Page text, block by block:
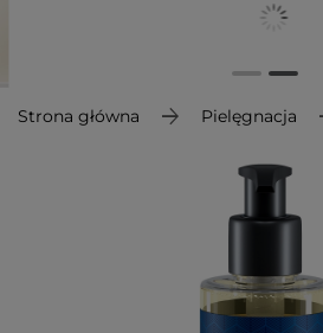
Poleć nas i zyskaj jeszcze
Strona główna Pielęgnacja